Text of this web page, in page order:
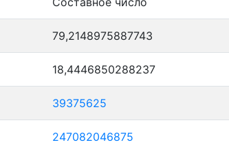
79,2148975887743
18,4446850288237
39375625
247082046875